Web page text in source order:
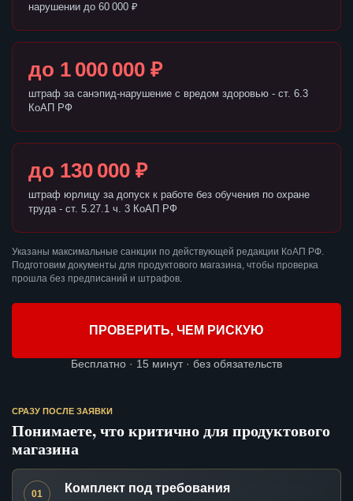
нарушении до 60 000 ₽
до 1 000 000 ₽
штраф за санэпид-нарушение с вредом здоровью - ст. 6.3
КоАП РФ
до 130 000 ₽
штраф юрлицу за допуск к работе без обучения по охране
труда - ст. 5.27.1 ч. 3 КоАП РФ
Указаны максимальные санкции по действующей редакции КоАП РФ.
Подготовим документы для продуктового магазина, чтобы проверка
прошла без предписаний и штрафов.
ПРОВЕРИТЬ, ЧЕМ РИСКУЮ
Бесплатно · 15 минут · без обязательств
СРАЗУ ПОСЛЕ ЗАЯВКИ
Понимаете, что критично для продуктового
магазина
01 Комплект под требования